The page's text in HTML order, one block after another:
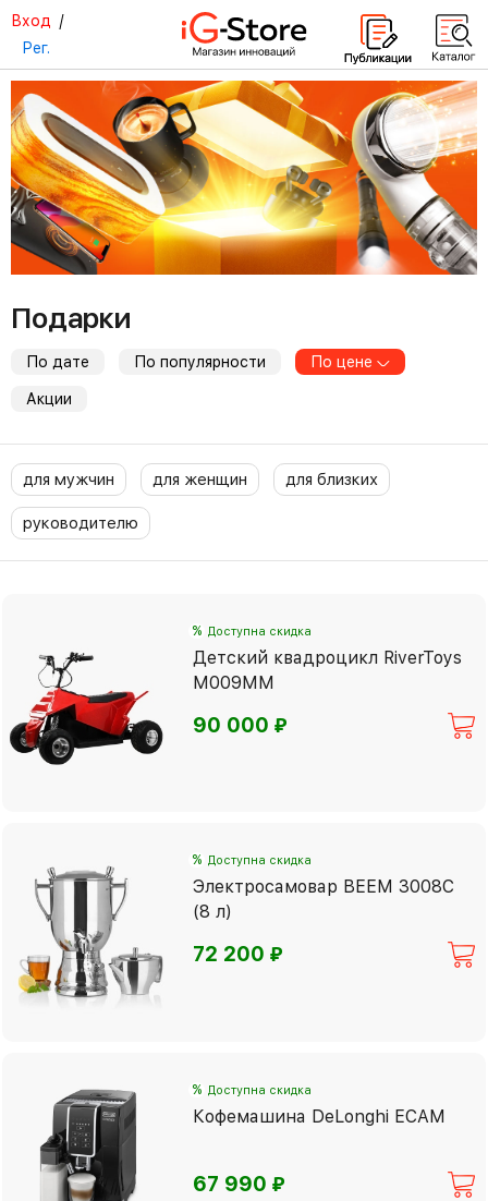
Вход /
Рег.
Подарки
По дате По популярности По цене
Акции
для мужчин для женщин для близких
руководителю
% Доступна скидка
Детский квадроцикл RiverToys
M009MM
90 000⃏
% Доступна скидка
Электросамовар BEEM 3008C
(8 л)
72 200⃏
% Доступна скидка
Кофемашина DeLonghi ECAM
67 990⃏